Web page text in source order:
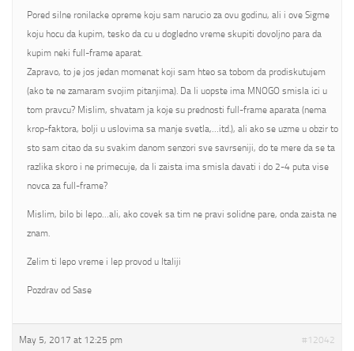
Pored silne ronilacke opreme koju sam narucio za ovu godinu, ali i ove Sigme
koju hocu da kupim, tesko da cu u dogledno vreme skupiti dovoljno para da
kupim neki full-frame aparat.
Zapravo, to je jos jedan momenat koji sam hteo sa tobom da prodiskutujem
(ako te ne zamaram svojim pitanjima). Da li uopste ima MNOGO smisla ici u
tom pravcu? Mislim, shvatam ja koje su prednosti full-frame aparata (nema
krop-faktora, bolji u uslovima sa manje svetla,…itd.), ali ako se uzme u obzir to
sto sam citao da su svakim danom senzori sve savrseniji, do te mere da se ta
razlika skoro i ne primecuje, da li zaista ima smisla davati i do 2-4 puta vise
novca za full-frame?
Mislim, bilo bi lepo…ali, ako covek sa tim ne pravi solidne pare, onda zaista ne
znam.
Zelim ti lepo vreme i lep provod u Italiji
Pozdrav od Sase
May 5, 2017 at 12:25 pm #12042